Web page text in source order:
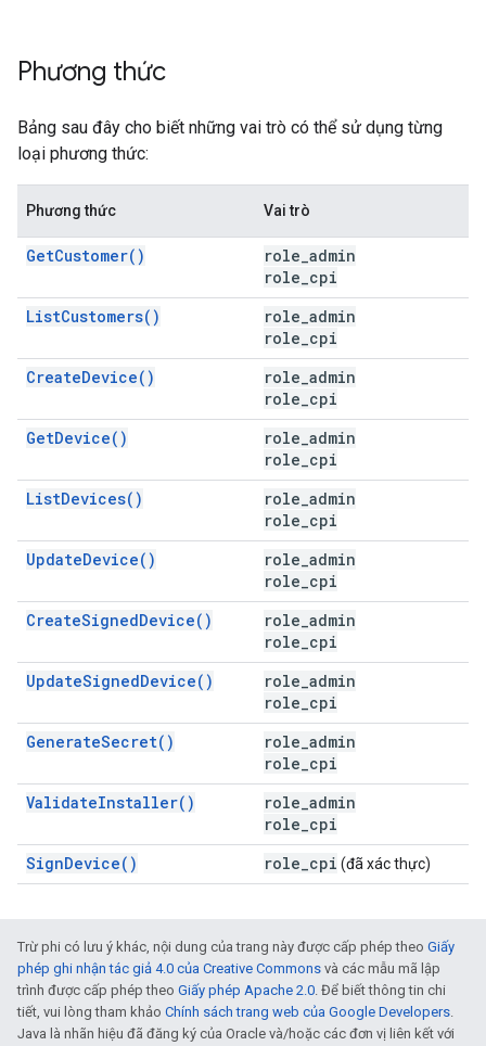
Phương thức
Bảng sau đây cho biết những vai trò có thể sử dụng từng
loại phương thức:
Phương thức Vai trò
GetCustomer()
role_admin
role_cpi
ListCustomers()
role_admin
role_cpi
CreateDevice()
role_admin
role_cpi
GetDevice()
role_admin
role_cpi
ListDevices()
role_admin
role_cpi
UpdateDevice()
role_admin
role_cpi
CreateSignedDevice()
role_admin
role_cpi
UpdateSignedDevice()
role_admin
role_cpi
GenerateSecret()
role_admin
role_cpi
ValidateInstaller()
role_admin
role_cpi
SignDevice()
role cpi (đã xác thực)
Trừ phi có lưu ý khác, nội dung của trang này được cấp phép theo Giấy
phép ghi nhận tác giả 4.0 của Creative Commons và các mẫu mã lập
trình được cấp phép theo Giấy phép Apache 2.0. Để biết thông tin chi
tiết, vui lòng tham khảo Chính sách trang web của Google Developers.
Java là nhãn hiệu đã đăng ký của Oracle và/hoặc các đơn vị liên kết với